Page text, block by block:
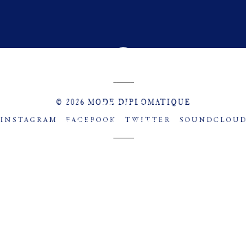
© 2026 MODE DIPLOMATIQUE
INSTAGRAM FACEBOOK TWITTER SOUNDCLOUD